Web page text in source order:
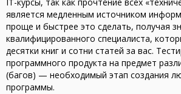
является медленным источником
проще и быстрее это сделать, получая
квалифицированного специалиста,
десятки книг и сотни статей за вас.
программного продукта на предмет
(багов) — необходимый этап создания
программы.